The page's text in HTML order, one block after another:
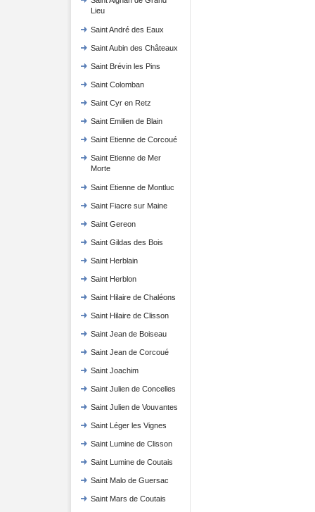
Lieu
Saint André des Eaux
Saint Aubin des Châteaux
Saint Brévin les Pins
Saint Colomban
Saint Cyr en Retz
Saint Emilien de Blain
Saint Etienne de Corcoué
Saint Etienne de Mer
Morte
Saint Etienne de Montluc
Saint Fiacre sur Maine
Saint Gereon
Saint Gildas des Bois
Saint Herblain
Saint Herblon
Saint Hilaire de Chaléons
Saint Hilaire de Clisson
Saint Jean de Boiseau
Saint Jean de Corcoué
Saint Joachim
Saint Julien de Concelles
Saint Julien de Vouvantes
Saint Léger les Vignes
Saint Lumine de Clisson
Saint Lumine de Coutais
Saint Malo de Guersac
Saint Mars de Coutais